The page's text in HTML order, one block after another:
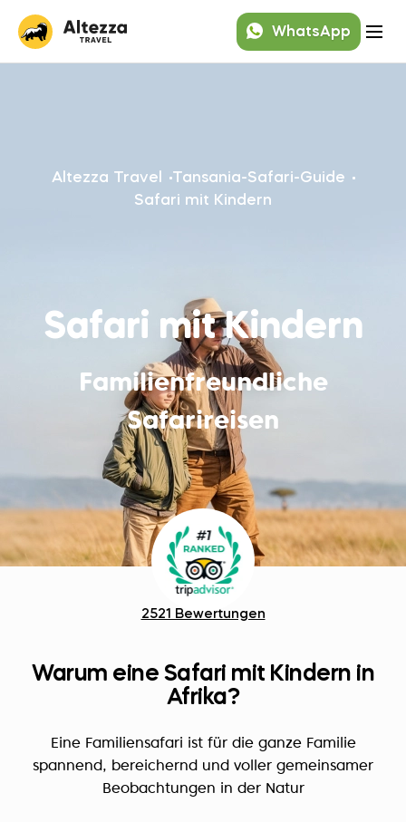
WhatsApp
Altezza Travel
Tansania-Safari-Guide
Safari mit Kindern
Safari mit Kindern
Familienfreundliche
Safarireisen
2521 Bewertungen
Warum eine Safari mit Kindern in
Afrika?
Eine Familiensafari ist für die ganze Familie
spannend, bereichernd und voller gemeinsamer
Beobachtungen in der Natur